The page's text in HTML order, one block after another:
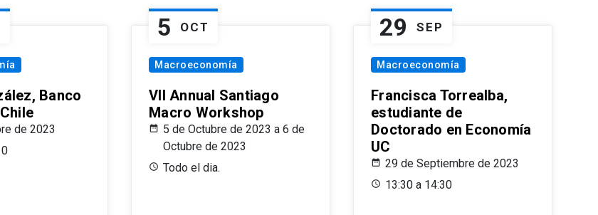
Banco
de 2023
5 OCT
Macroeconomía
VII Annual Santiago
Macro Workshop
5 de Octubre de 2023 a 6 de
Octubre de 2023
Todo el dia.
29 SEP
Macroeconomía
Francisca Torrealba,
estudiante de
Doctorado en Economía
UC
29 de Septiembre de 2023
13:30 a 14:30